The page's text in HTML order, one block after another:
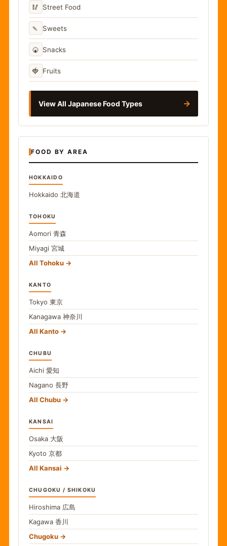
🥢 Street Food
🍡 Sweets
🍘 Snacks
🍓 Fruits
View All Japanese Food Types →
FOOD BY AREA
HOKKAIDO
Hokkaido 北海道
TOHOKU
Aomori 青森
Miyagi 宮城
All Tohoku
KANTO
Tokyo 東京
Kanagawa 神奈川
All Kanto
CHUBU
Aichi 愛知
Nagano 長野
All Chubu
KANSAI
Osaka 大阪
Kyoto 京都
All Kansai
CHUGOKU / SHIKOKU
Hiroshima 広島
Kagawa 香川
Chugoku